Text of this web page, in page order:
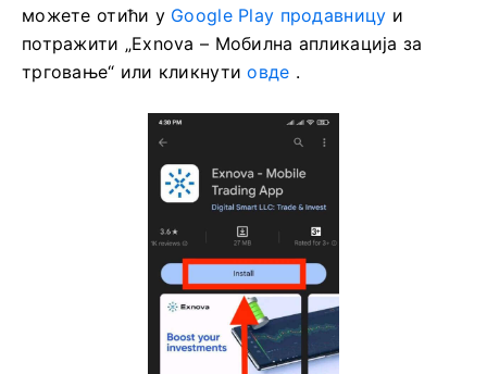
можете отићи у Google Play продавницу и
потражити „Exnova – Мобилна апликација за
трговање“ или кликнутиовде .